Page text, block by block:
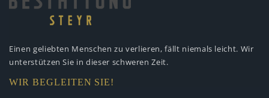
Einen geliebten Menschen zu verlieren, fällt niemals leicht. Wir
unterstützen Sie in dieser schweren Zeit.
WIR BEGLEITEN SIE!